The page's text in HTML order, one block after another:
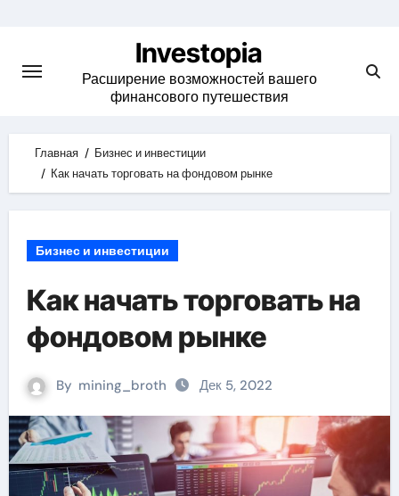
content
Investopia
Расширение возможностей вашего
финансового путешествия
Главная
Бизнес и инвестиции
Как начать торговать на фондовом рынке
Бизнес и инвестиции
Как начать торговать на
фондовом рынке
By mining_broth Дек 5, 2022